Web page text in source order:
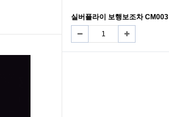
실버플라이 보행보조차 CM003